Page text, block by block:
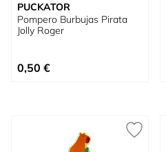
PUCKATOR
Pompero Burbujas Pirata
Jolly Roger
0,50 €